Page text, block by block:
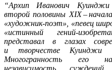
“Архип Иванович
второй половины XIX –
«художник-поэт», «певец
«истинный гений-
представал в глазах
и творчестве
Многогранность его
независимость